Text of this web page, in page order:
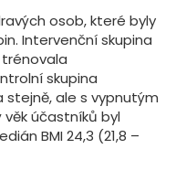
osob, které byly
Intervenční skupina
skupina
ale s vypnutým
věk účastníků byl
BMI 24,3 (21,8 –